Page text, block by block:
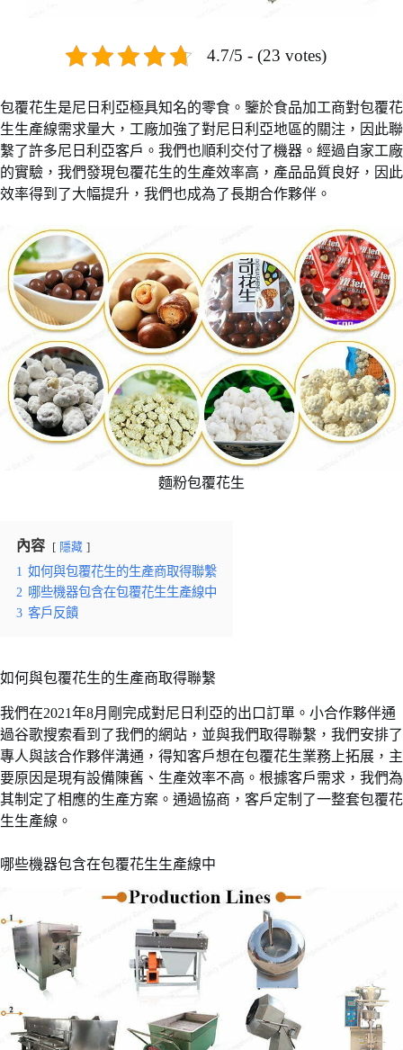
4.7/5 - (23 votes)
包覆花生是尼日利亞極具知名的零食。鑒於食品加工商對包覆花
生生產線需求量大，工廠加強了對尼日利亞地區的關注，因此聯
繫了許多尼日利亞客戶。我們也順利交付了機器。經過自家工廠
的實驗，我們發現包覆花生的生產效率高，產品品質良好，因此
效率得到了大幅提升，我們也成為了長期合作夥伴。
麵粉包覆花生
內容 隱藏
1 如何與包覆花生的生產商取得聯繫
2 哪些機器包含在包覆花生生產線中
3 客戶反饋
如何與包覆花生的生產商取得聯繫
我們在2021年8月剛完成對尼日利亞的出口訂單。小合作夥伴通
過谷歌搜索看到了我們的網站，並與我們取得聯繫，我們安排了
專人與該合作夥伴溝通，得知客戶想在包覆花生業務上拓展，主
要原因是現有設備陳舊、生產效率不高。根據客戶需求，我們為
其制定了相應的生產方案。通過協商，客戶定制了一整套包覆花
生生產線。
哪些機器包含在包覆花生生產線中